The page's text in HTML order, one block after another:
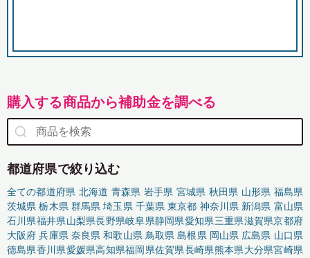
購入する商品から補助金を調べる
都道府県で絞り込む
全ての都道府県 北海道 青森県 岩手県 宮城県 秋田県 山形県 福島県
茨城県 栃木県 群馬県 埼玉県 千葉県 東京都 神奈川県 新潟県 富山県
石川県福井県山梨県長野県岐阜県静岡県愛知県三重県滋賀県京都府
大阪府 兵庫県 奈良県 和歌山県 鳥取県 島根県 岡山県 広島県 山口県
徳島県香川県愛媛県高知県福岡県佐賀県長崎県熊本県大分県宮崎県